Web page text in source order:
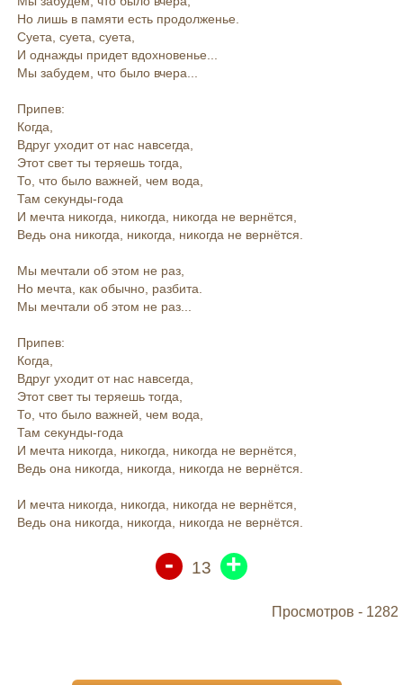
Но лишь в памяти есть продолженье.
Суета, суета, суета,
И однажды придет вдохновенье...
Мы забудем, что было вчера...
Припев:
Когда,
Вдруг уходит от нас навсегда,
Этот свет ты теряешь тогда,
То, что было важней, чем вода,
Там секунды-года
И мечта никогда, никогда, никогда не вернётся,
Ведь она никогда, никогда, никогда не вернётся.
Мы мечтали об этом не раз,
Но мечта, как обычно, разбита.
Мы мечтали об этом не раз...
Припев:
Когда,
Вдруг уходит от нас навсегда,
Этот свет ты теряешь тогда,
То, что было важней, чем вода,
Там секунды-года
И мечта никогда, никогда, никогда не вернётся,
Ведь она никогда, никогда, никогда не вернётся.
И мечта никогда, никогда, никогда не вернётся,
Ведь она никогда, никогда, никогда не вернётся.
- 13 +
Просмотров - 1282